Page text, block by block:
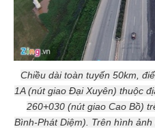
Chiều dài toàn tuyến 50km,
1A (nút giao Đại Xuyên) thuộc
260+030 (nút giao Cao Bồ)
Bình-Phát Diệm). Trên hình